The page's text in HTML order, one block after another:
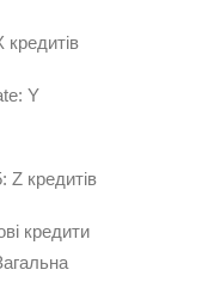
кредитів
Y
Z кредитів
кредити